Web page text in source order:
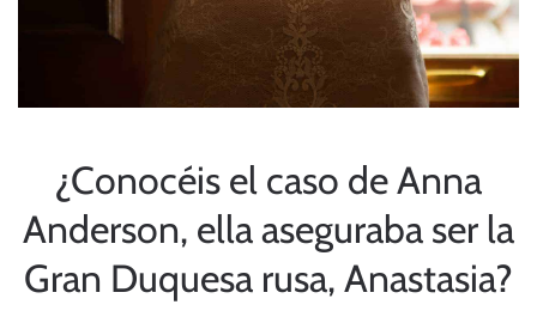
¿Conocéis el caso de Anna
Anderson, ella aseguraba ser la
Gran Duquesa rusa, Anastasia?